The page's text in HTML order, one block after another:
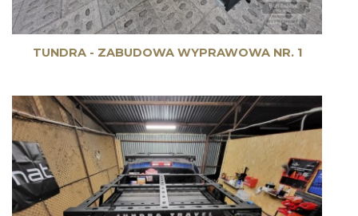
TUNDRA - ZABUDOWA WYPRAWOWA NR. 1